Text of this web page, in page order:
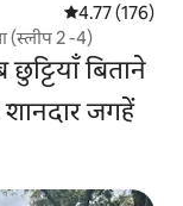
औसत रेटिंग 5 में से
4.77 (176)
(स्लीप 2 -4)
बिताने
जगहें